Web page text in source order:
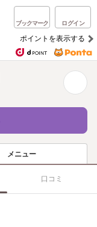
ブックマーク ログイン
ポイントを表示する
メニュー
口コミ